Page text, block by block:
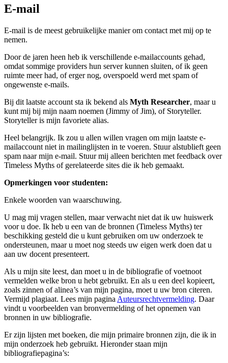
E-mail
E-mail is de meest gebruikelijke manier om contact met mij op te
nemen.
Door de jaren heen heb ik verschillende e-mailaccounts gehad,
omdat sommige providers hun server kunnen sluiten, of ik geen
ruimte meer had, of erger nog, overspoeld werd met spam of
ongewenste e-mails.
Bij dit laatste account sta ik bekend als Myth Researcher, maar u
kunt mij bij mijn naam noemen (Jimmy of Jim), of Storyteller.
Storyteller is mijn favoriete alias.
Heel belangrijk. Ik zou u allen willen vragen om mijn laatste e-
mailaccount niet in mailinglijsten in te voeren. Stuur alstublieft geen
spam naar mijn e-mail. Stuur mij alleen berichten met feedback over
Timeless Myths of gerelateerde sites die ik heb gemaakt.
Opmerkingen voor studenten:
Enkele woorden van waarschuwing.
U mag mij vragen stellen, maar verwacht niet dat ik uw huiswerk
voor u doe. Ik heb u een van de bronnen (Timeless Myths) ter
beschikking gesteld die u kunt gebruiken om uw onderzoek te
ondersteunen, maar u moet nog steeds uw eigen werk doen dat u
aan uw docent presenteert.
Als u mijn site leest, dan moet u in de bibliografie of voetnoot
vermelden welke bron u hebt gebruikt. En als u een deel kopieert,
zoals zinnen of alinea’s van mijn pagina, moet u uw bron citeren.
Vermijd plagiaat. Lees mijn pagina Auteursrechtvermelding. Daar
vindt u voorbeelden van bronvermelding of het opnemen van
bronnen in uw bibliografie.
Er zijn lijsten met boeken, die mijn primaire bronnen zijn, die ik in
mijn onderzoek heb gebruikt. Hieronder staan mijn
bibliografiepagina’s: